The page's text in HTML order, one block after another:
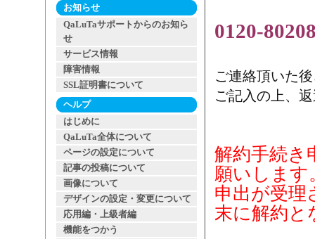
お知らせ
QaLuTaサポートからのお知ら
せ
サービス情報
障害情報
SSL証明書について
ヘルプ
はじめに
QaLuTa全体について
ページの設定について
記事の投稿について
画像について
デザインの設定・変更について
応用編・上級者編
機能をつかう
0120-
ご連絡頂いた
ご記入の上、
解約手続き
願いします
申出が受理
末に解約と